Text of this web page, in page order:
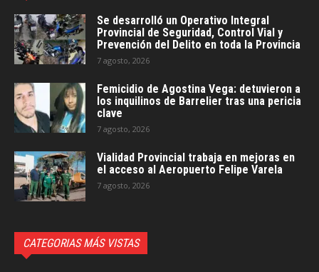
Se desarrolló un Operativo Integral
Provincial de Seguridad, Control Vial y
Prevención del Delito en toda la Provincia
7 agosto, 2026
Femicidio de Agostina Vega: detuvieron a
los inquilinos de Barrelier tras una pericia
clave
7 agosto, 2026
Vialidad Provincial trabaja en mejoras en
el acceso al Aeropuerto Felipe Varela
7 agosto, 2026
CATEGORIAS MÁS VISTAS